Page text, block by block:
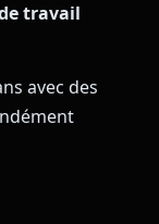
travail
avec des